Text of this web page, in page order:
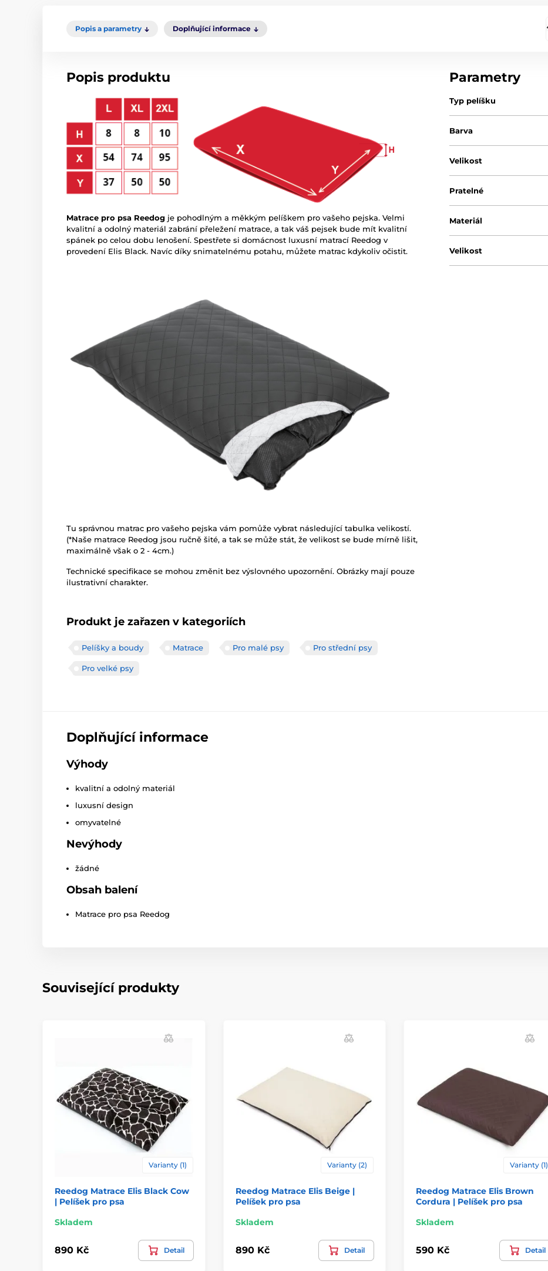
Popis a parametry Doplňující informace
Popis produktu
Matrace pro psa Reedog je pohodlným a měkkým pelíškem pro vašeho pejska. Velmi
kvalitní a odolný materiál zabrání přeležení matrace, a tak váš pejsek bude mít kvalitní
spánek po celou dobu lenošení. Spestřete si domácnost luxusní matrací Reedog v
provedení Elis Black. Navíc díky snimatelnému potahu, můžete matrac kdykoliv očistit.
Tu správnou matrac pro vašeho pejska vám pomůže vybrat následující tabulka velikostí.
(*Naše matrace Reedog jsou ručně šité, a tak se může stát, že velikost se bude mírně lišit,
maximálně však o 2 - 4cm.)
Technické specifikace se mohou změnit bez výslovného upozornění. Obrázky mají pouze
ilustrativní charakter.
Produkt je zařazen v kategoriích
Pelíšky a boudy Matrace Pro malé psy Pro střední psy
Pro velké psy
Parametry
Typ pelíšku
Barva
Velikost
Pratelné
Materiál
Velikost
Doplňující informace
Výhody
kvalitní a odolný materiál
luxusní design
omyvatelné
Nevýhody
žádné
Obsah balení
Matrace pro psa Reedog
Související produkty
Varianty (1)
Reedog Matrace Elis Black Cow
| Pelíšek pro psa
Skladem
890 Kč Detail
Varianty (2)
Reedog Matrace Elis Beige |
Pelíšek pro psa
Skladem
890 Kč Detail
Varianty (1)
Reedog Matrace Elis Brown
Cordura | Pelíšek pro psa
Skladem
590 Kč Detail